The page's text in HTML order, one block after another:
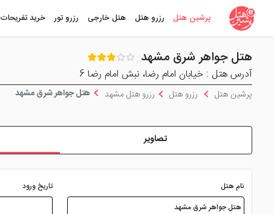
پرشین هتل رزرو هتل هتل خارجی رزرو تور خرید تفریحات
هتل جواهر شرق مشهد
آدرس هتل : خيابان امام رضا، نبش امام رضا 6
پرشین هتل
رزرو هتل رزرو هتل مشهد هتل جواهر شرق مشهد
تصاویر
نام هتل تاریخ ورود